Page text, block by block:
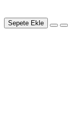
Sepete Ekle